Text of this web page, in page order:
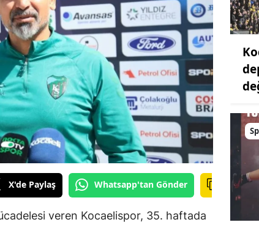
X'de Paylaş Whatsapp'tan Gönder
veren Kocaelispor, 35. haftada